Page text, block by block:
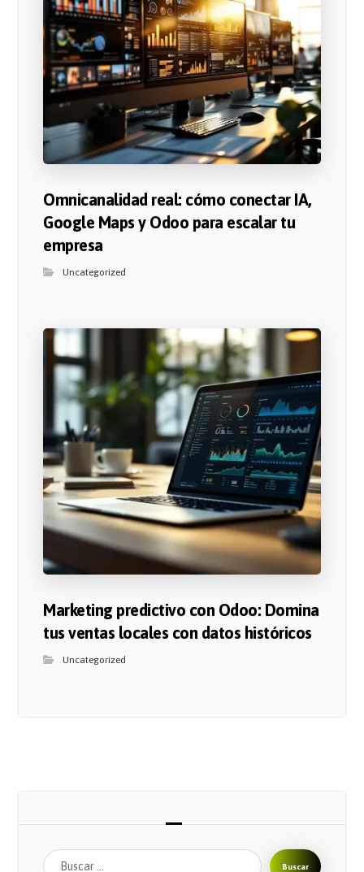
Omnicanalidad real: cómo conectar IA,
Google Maps y Odoo para escalar tu
empresa
Uncategorized
Marketing predictivo con Odoo: Domina
tus ventas locales con datos históricos
Uncategorized
Buscar